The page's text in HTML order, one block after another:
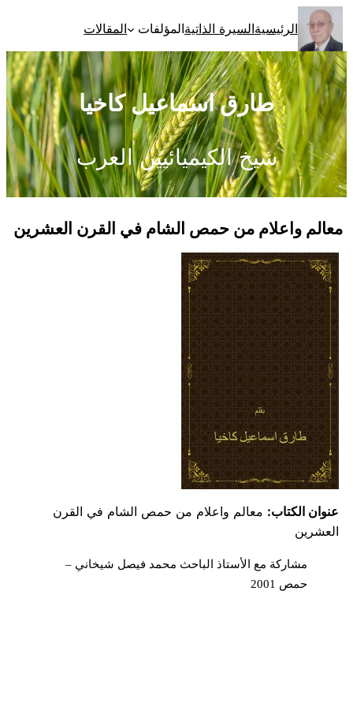
تخطى
إلى
المحتوى
الرئيسيةالسيرة الذاتيةالمؤلفات المقالات
طارق اسماعيل كاخيا
شيخ الكيميائيين العرب
معالم واعلام من حمص الشام في القرن العشرين
عنوان الكتاب: معالم واعلام من حمص الشام في القرن
العشرين
مشاركة مع الأستاذ الباحث محمد فيصل شيخاني –
حمص 2001